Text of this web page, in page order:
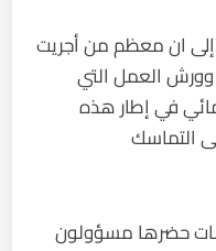
ان معظم من أجريت
العمل التي
في إطار هذه
التماسك
حضرها مسؤولون